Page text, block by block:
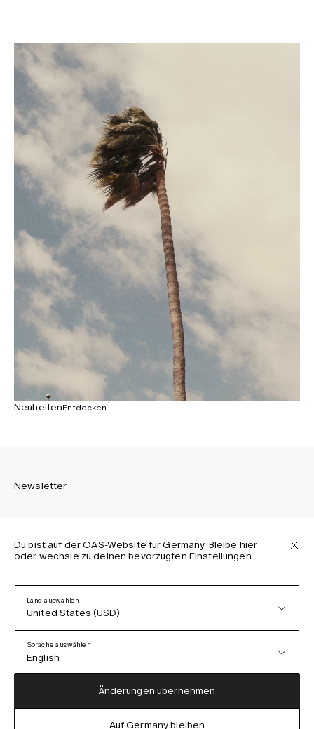
NeuheitenEntdecken
Newsletter
Melden Sie sich an, um die neuesten Informationen über
Datenschutzerklärung
AGB
Barrierefreiheit
Cookie-Richtlinie
Du bist auf der OAS-Website für Germany. Bleibe hier
oder wechsle zu deinen bevorzugten Einstellungen.
Land auswählen
United States (USD)
Austria (EUR)
Sprache auswählen
English
German
Änderungen übernehmen
Auf Germany bleiben